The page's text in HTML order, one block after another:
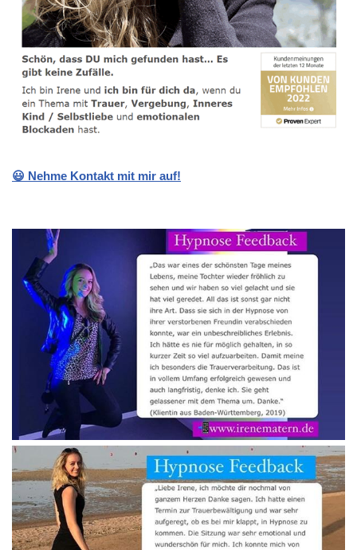
😃 Nehme Kontakt mit mir auf!